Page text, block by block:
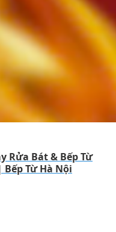
Rửa Bát & Bếp Từ
Từ Hà Nội